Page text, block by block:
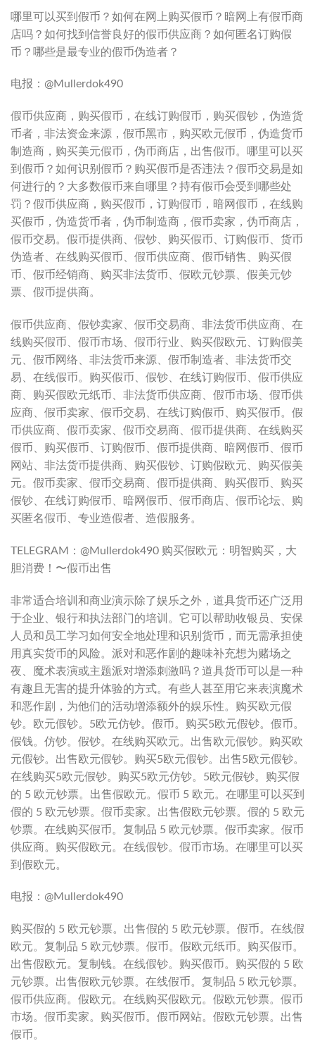
哪里可以买到假币？如何在网上购买假币？暗网上有假币商
店吗？如何找到信誉良好的假币供应商？如何匿名订购假
币？哪些是最专业的假币伪造者？
电报：@Mullerdok490
假币供应商，购买假币，在线订购假币，购买假钞，伪造货
币者，非法资金来源，假币黑市，购买欧元假币，伪造货币
制造商，购买美元假币，伪币商店，出售假币。哪里可以买
到假币？如何识别假币？购买假币是否违法？假币交易是如
何进行的？大多数假币来自哪里？持有假币会受到哪些处
罚？假币供应商，购买假币，订购假币，暗网假币，在线购
买假币，伪造货币者，伪币制造商，假币卖家，伪币商店，
假币交易。假币提供商、假钞、购买假币、订购假币、货币
伪造者、在线购买假币、假币供应商、假币销售、购买假
币、假币经销商、购买非法货币、假欧元钞票、假美元钞
票、假币提供商。
假币供应商、假钞卖家、假币交易商、非法货币供应商、在
线购买假币、假币市场、假币行业、购买假欧元、订购假美
元、假币网络、非法货币来源、假币制造者、非法货币交
易、在线假币。购买假币、假钞、在线订购假币、假币供应
商、购买假欧元纸币、非法货币供应商、假币市场、假币供
应商、假币卖家、假币交易、在线订购假币、购买假币。假
币供应商、假币卖家、假币交易商、假币提供商、在线购买
假币、购买假币、订购假币、假币提供商、暗网假币、假币
网站、非法货币提供商、购买假钞、订购假欧元、购买假美
元。假币卖家、假币交易商、假币提供商、购买假币、购买
假钞、在线订购假币、暗网假币、假币商店、假币论坛、购
买匿名假币、专业造假者、造假服务。
TELEGRAM：@Mullerdok490 购买假欧元：明智购买，大
胆消费！〜假币出售
非常适合培训和商业演示除了娱乐之外，道具货币还广泛用
于企业、银行和执法部门的培训。它可以帮助收银员、安保
人员和员工学习如何安全地处理和识别货币，而无需承担使
用真实货币的风险。派对和恶作剧的趣味补充想为赌场之
夜、魔术表演或主题派对增添刺激吗？道具货币可以是一种
有趣且无害的提升体验的方式。有些人甚至用它来表演魔术
和恶作剧，为他们的活动增添额外的娱乐性。购买欧元假
钞。欧元假钞。5欧元仿钞。假币。购买5欧元假钞。假币。
假钱。仿钞。假钞。在线购买欧元。出售欧元假钞。购买欧
元假钞。出售欧元假钞。购买5欧元假钞。出售5欧元假钞。
在线购买5欧元假钞。购买5欧元仿钞。5欧元假钞。购买假
的 5 欧元钞票。出售假欧元。假币 5 欧元。在哪里可以买到
假的 5 欧元钞票。假币卖家。出售假欧元钞票。假的 5 欧元
钞票。在线购买假币。复制品 5 欧元钞票。假币卖家。假币
供应商。购买假欧元。在线假钞。假币市场。在哪里可以买
到假欧元。
电报：@Mullerdok490
购买假的 5 欧元钞票。出售假的 5 欧元钞票。假币。在线假
欧元。复制品 5 欧元钞票。假币。假欧元纸币。购买假币。
出售假欧元。复制钱。在线假钞。购买假币。购买假的 5 欧
元钞票。出售假欧元钞票。在线假币。复制品 5 欧元钞票。
假币供应商。假欧元。在线购买假欧元。假欧元钞票。假币
市场。假币卖家。购买假币。假币网站。假欧元钞票。出售
假币。